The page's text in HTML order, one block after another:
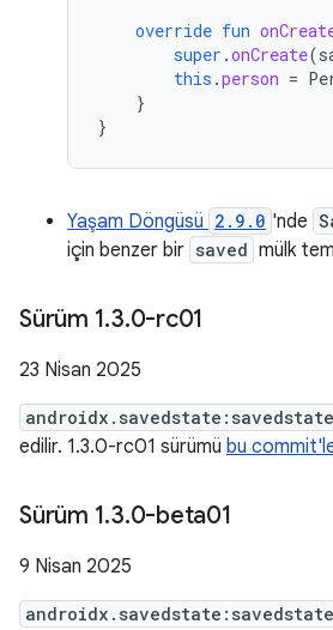
override fun
super .onCreate(
this .person =
}
}
Yaşam Döngüsü 2.9.0 'nde
için benzer bir saved mülk
Sürüm 1.3.0-rc01
23 Nisan 2025
edilir. 1.3.0-rc01 sürümü bu
Sürüm 1.3.0-beta01
9 Nisan 2025